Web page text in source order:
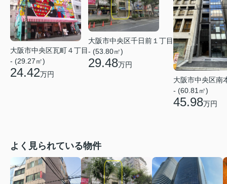
大阪市中央区瓦町４丁目
- (29.27㎡)
24.42万円
大阪市中央区千日前１丁目
- (53.80㎡)
29.48万円
大阪市中央区南
- (60.81㎡)
45.98万円
よく見られている物件